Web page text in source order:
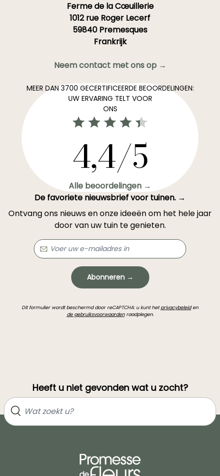
Ferme de la Cœuillerie
1012 rue Roger Lecerf
59840 Premesques
Frankrijk
Neem contact met ons op →
MEER DAN 3700 GECERTIFICEERDE BEOORDELINGEN:
UW ERVARING TELT VOOR
ONS
4,4/5
Alle beoordelingen →
De favoriete nieuwsbrief voor tuinen. →
Ontvang ons nieuws en onze ideeën om het hele jaar
door van uw tuin te genieten.
Abonneren →
Dit formulier wordt beschermd door reCAPTCHA: u kunt hetprivacybeleiden
de gebruiksvoorwaardenraadplegen.
Heeft u niet gevonden wat u zocht?